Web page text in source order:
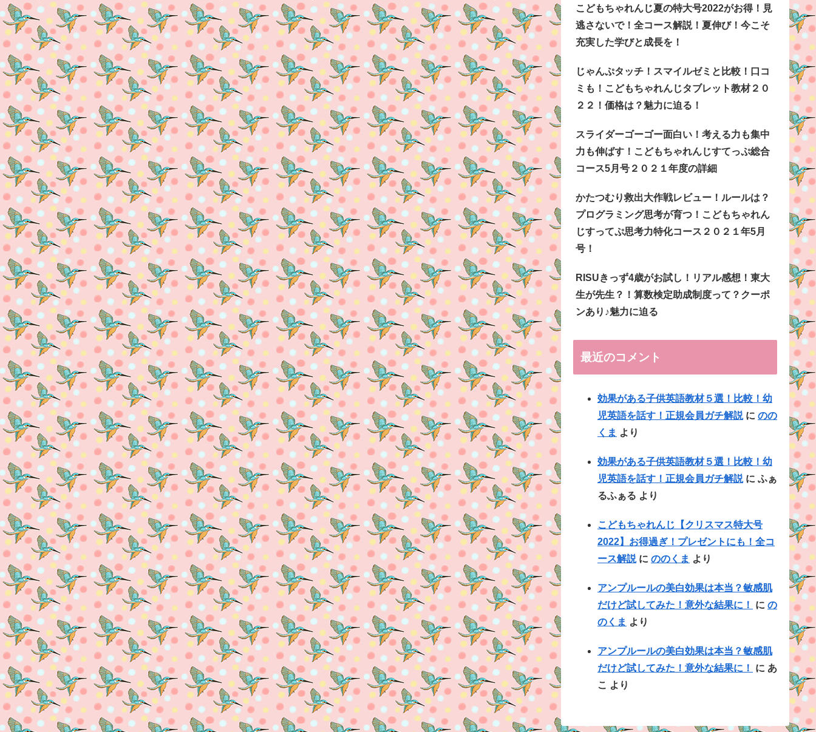
こどもちゃれんじ夏の特大号2022がお得！見
逃さないで！全コース解説！夏伸び！今こそ
充実した学びと成長を！
じゃんぷタッチ！スマイルゼミと比較！口コ
ミも！こどもちゃれんじタブレット教材２０
２２！価格は？魅力に迫る！
スライダーゴーゴー面白い！考える力も集中
力も伸ばす！こどもちゃれんじすてっぷ総合
コース5月号２０２１年度の詳細
かたつむり救出大作戦レビュー！ルールは？
プログラミング思考が育つ！こどもちゃれん
じすってぷ思考力特化コース２０２１年5月
号！
RISUきっず4歳がお試し！リアル感想！東大
生が先生？！算数検定助成制度って？クーポ
ンあり♪魅力に迫る
最近のコメント
効果がある子供英語教材５選！比較！幼
児英語を話す！正規会員ガチ解説に のの
くま より
効果がある子供英語教材５選！比較！幼
児英語を話す！正規会員ガチ解説に ふぁ
るふぁる より
こどもちゃれんじ【クリスマス特大号
2022】お得過ぎ！プレゼントにも！全コ
ース解説に ののくま より
アンプルールの美白効果は本当？敏感肌
だけど試してみた！意外な結果に！
に の
のくま より
アンプルールの美白効果は本当？敏感肌
だけど試してみた！意外な結果に！
に あ
こ より